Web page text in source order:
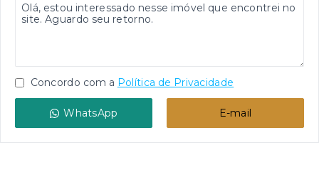
Concordo com a Política de Privacidade
WhatsApp E-mail